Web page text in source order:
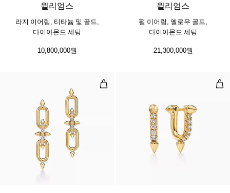
윌리엄스
라지 이어링, 티타늄 및 골드,
다이아몬드 세팅
10,800,000원
윌리엄스
펄 이어링, 옐로우 골드,
다이아몬드 세팅
21,300,000원
이어링 옐로우 골드, 다이아몬드 세
스